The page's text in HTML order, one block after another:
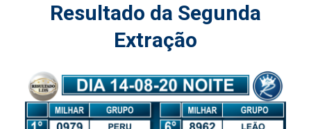
Resultado da Segunda
Extração